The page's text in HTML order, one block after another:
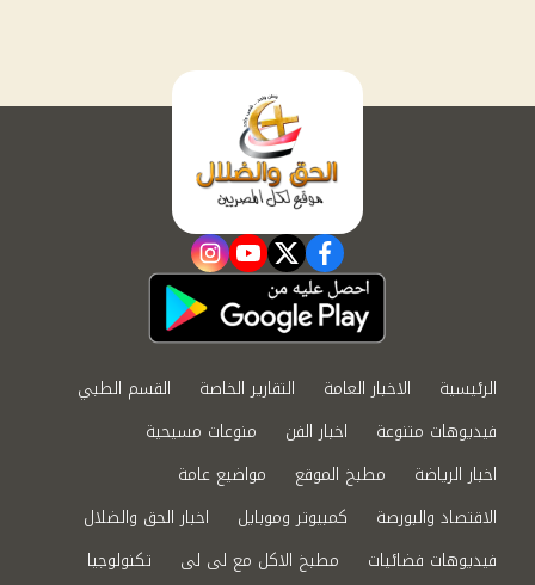
facebook
twitter
youtube
instagram
الرئيسية الاخبار العامة التقارير الخاصة
القسم الطبي
فيديوهات متنوعة
اخبار الفن
منوعات مسيحية
اخبار الرياضة
مطبخ الموقع
مواضيع عامة
الاقتصاد والبورصة
كمبيوتر وموبايل
اخبار الحق والضلال
فيديوهات فضائيات
مطبخ الاكل مع لى لى تكنولوجيا